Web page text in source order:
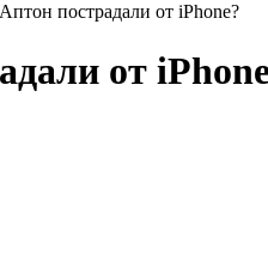
пострадали от iPhone?
от